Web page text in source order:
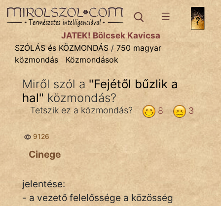
SZÓLÁS ÉS KÖZMONDÁStémák:
Bibliai
Kifejezések
Közmondások
Rímelő
Szóláscsoportok
Szólások
Tréfás
JÁTÉK! Bölcsek Kavicsa
SZÓLÁS és KÖZMONDÁS / 750 magyar
közmondás
Közmondások
Miről szól a "Fejétől bűzlik a
hal" közmondás?
3
8
Tetszik ez a közmondás?
9126
Cinege
jelentése:
- a vezető felelőssége a közösség